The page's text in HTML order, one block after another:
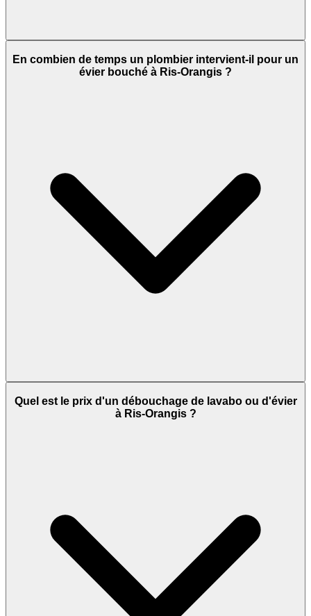
En combien de temps un plombier intervient-il pour un
évier bouché à Ris-Orangis ?
Quel est le prix d'un débouchage de lavabo ou d'évier
à Ris-Orangis ?